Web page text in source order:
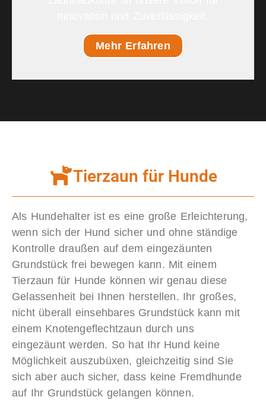
Mehr Erfahren
Tierzaun für Hunde
Als Hundehalter ist es eine große Erleichterung,
wenn sich der Hund sicher und ohne ständige
Kontrolle draußen auf dem eingezäunten
Grundstück frei bewegen kann. Mit einem
Tierzaun für Hunde können wir genau diese
Gelassenheit bei Ihnen herstellen. Ihr großes,
nicht überall einsehbares Grundstück kann mit
einem Knotengeflechtzaun durch uns
eingezäunt werden. So hat Ihr Hund keine
Möglichkeit auszubüxen, gleichzeitig sind Sie
sich aber auch sicher, dass keine Fremdhunde
auf Ihr Grundstück gelangen können.